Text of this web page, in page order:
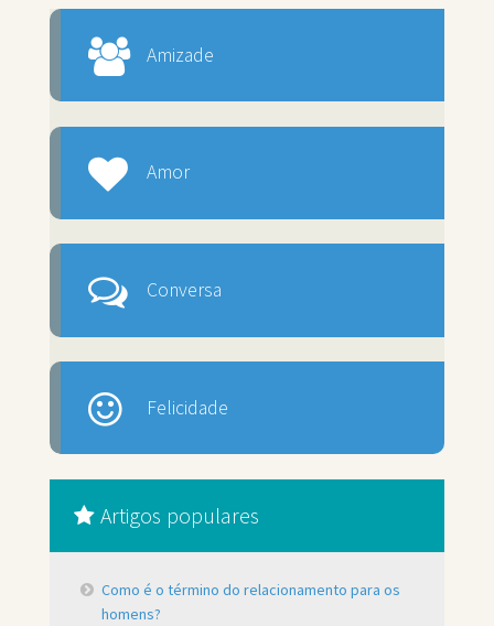
Amizade
Amor
Conversa
Felicidade
Artigos populares
Como é o término do relacionamento para os
homens?